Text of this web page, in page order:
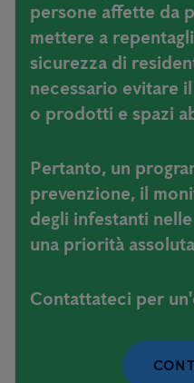
persone affette da
mettere a
sicurezza di
necessario evitare
o prodotti e spazi
Pertanto, un
prevenzione, il
degli infestanti
una priorità
Contattateci per